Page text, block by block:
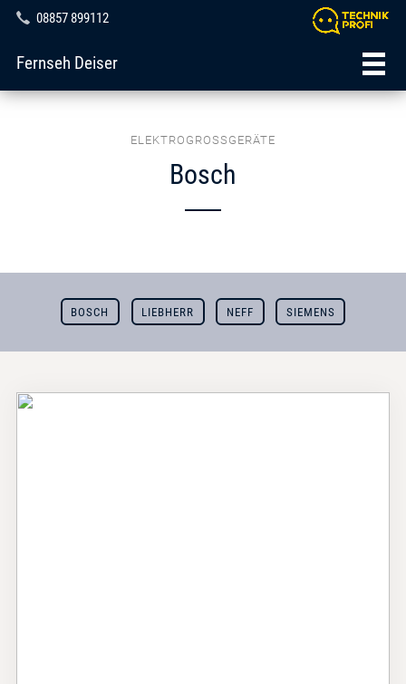
08857 899112
Fernseh Deiser
ELEKTROGROSSGERÄTE
Bosch
BOSCH LIEBHERR NEFF SIEMENS